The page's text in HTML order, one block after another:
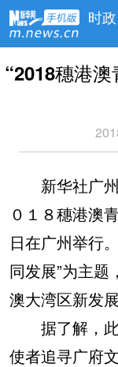
时政
“2018穗港
新华社广州
０１８穗港澳
日在广州举行
同发展”为主
澳大湾区新发
据了解，此
使者追寻广府